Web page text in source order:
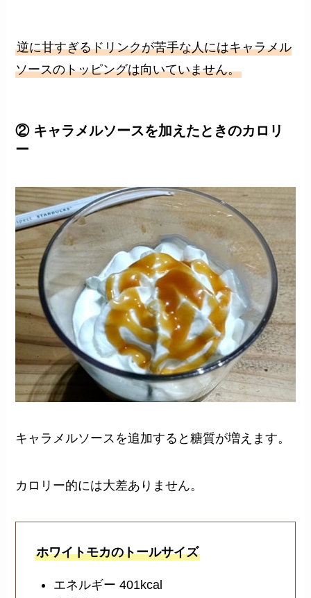
逆に甘すぎるドリンクが苦手な人にはキャラメル
ソースのトッピングは向いていません。
② キャラメルソースを加えたときのカロリ
ー
キャラメルソースを追加すると糖質が増えます。
カロリー的には大差ありません。
ホワイトモカのトールサイズ
エネルギー 401kcal